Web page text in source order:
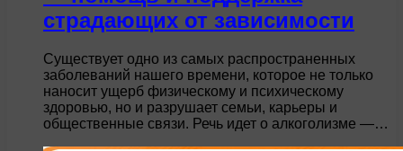
страдающих от зависимости
Существует одно из самых распространенных
заболеваний нашего времени, которое не только
наносит ущерб физическому и психическому
здоровью, но и разрушает семьи, карьеры и
общественные связи. Речь идет о алкоголизме —…